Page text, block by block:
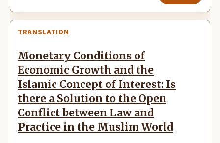
TRANSLATION
Monetary Conditions of
Economic Growth and the
Islamic Concept of Interest: Is
there a Solution to the Open
Conflict between Law and
Practice in the Muslim World